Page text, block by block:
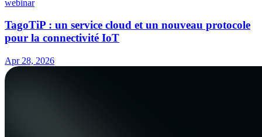
webinar
TagoTiP : un service cloud et un nouveau protocole
pour la connectivité IoT
Apr 28, 2026